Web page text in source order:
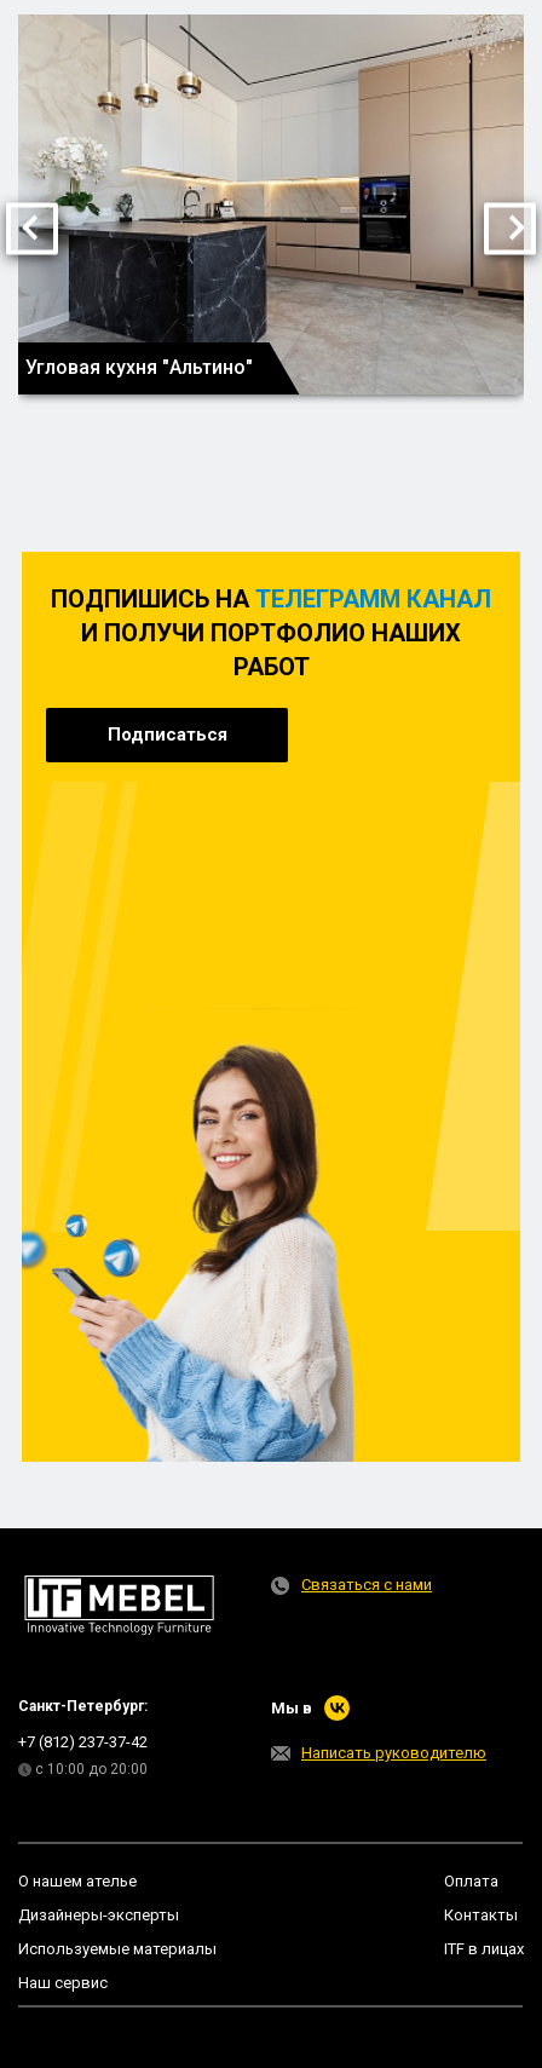
Угловая кухня "Альтино"
ПОДПИШИСЬ НА ТЕЛЕГРАММ КАНАЛ
И ПОЛУЧИ ПОРТФОЛИО НАШИХ
РАБОТ
Подписаться
Санкт-Петербург:
+7 (812) 237-37-42
с 10:00 до 20:00
Связаться с нами
Мы в
Написать руководителю
О нашем ателье
Дизайнеры-эксперты
Используемые материалы
Наш сервис
Оплата
Контакты
ITF в лицах